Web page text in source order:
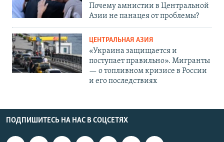
Почему амнистии в Центральной
Азии не панацея от проблемы?
ЦЕНТРАЛЬНАЯ АЗИЯ
«Украина защищается и
поступает правильно». Мигранты
— о топливном кризисе в России
и его последствиях
ПОДПИШИТЕСЬ НА НАС В СОЦСЕТЯХ